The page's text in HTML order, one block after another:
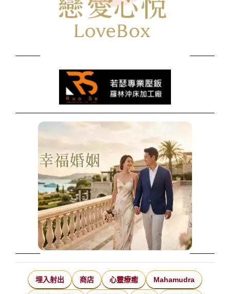
埋入射出 商店 心靈療癒 Mahamudra